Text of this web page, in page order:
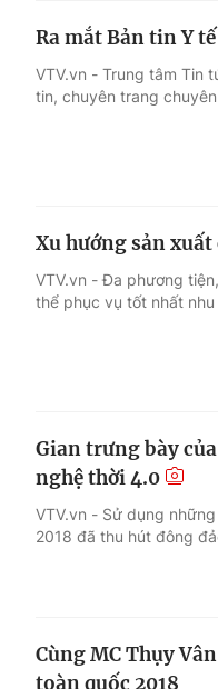
Ra mắt Bản tin Y
VTV.vn - Trung tâm Tin
tin, chuyên trang
Xu hướng sản
VTV.vn - Đa phương
thể phục vụ tốt nhất
Gian trưng bày
nghệ thời 4.0
VTV.vn - Sử dụng
2018 đã thu hút đông
Cùng MC Thụy
toàn quốc 2018